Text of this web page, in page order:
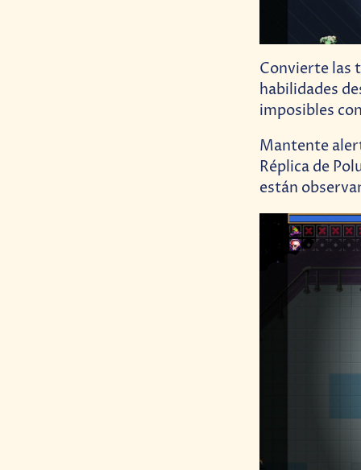
Convierte las
habilidades
imposibles
Mantente
Réplica de
están